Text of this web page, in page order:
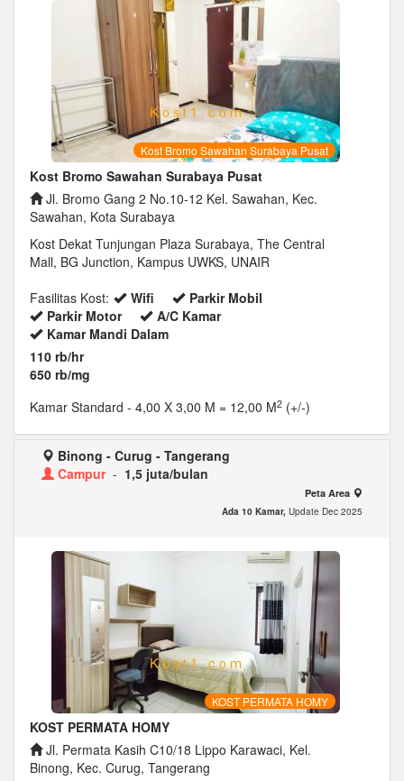
Kost Bromo Sawahan Surabaya Pusat
Kost Bromo Sawahan Surabaya Pusat
Jl. Bromo Gang 2 No.10-12 Kel. Sawahan, Kec.
Sawahan, Kota Surabaya
Kost Dekat Tunjungan Plaza Surabaya, The Central
Mall, BG Junction, Kampus UWKS, UNAIR
Fasilitas Kost:
Wifi
Parkir Mobil
Parkir Motor
A/C Kamar
Kamar Mandi Dalam
110 rb/hr
650 rb/mg
Kamar Standard - 4,00 X 3,00 M = 12,00 M2 (+/-)
Binong - Curug - Tangerang
Campur- 1,5 juta/bulan
Peta Area
Ada 10 Kamar, Update Dec 2025
KOST PERMATA HOMY
KOST PERMATA HOMY
Jl. Permata Kasih C10/18 Lippo Karawaci, Kel.
Binong, Kec. Curug, Tangerang